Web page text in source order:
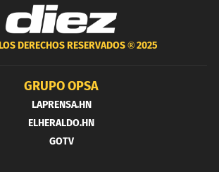
DERECHOS RESERVADOS ®2025
GRUPO OPSA
LAPRENSA.HN
ELHERALDO.HN
GOTV